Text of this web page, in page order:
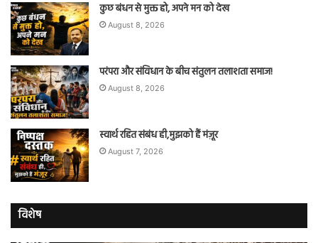
कुछ बंधन से मुक्त हो, अपने मन को देख
August 8, 2026
परंपरा और संविधान के बीच संतुलन तलाशता समाज!
August 8, 2026
स्वार्थ रहित संबंध ही,मुझको हैं मंज़ूर
August 7, 2026
विशेष